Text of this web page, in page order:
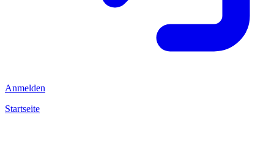
Anmelden
Startseite